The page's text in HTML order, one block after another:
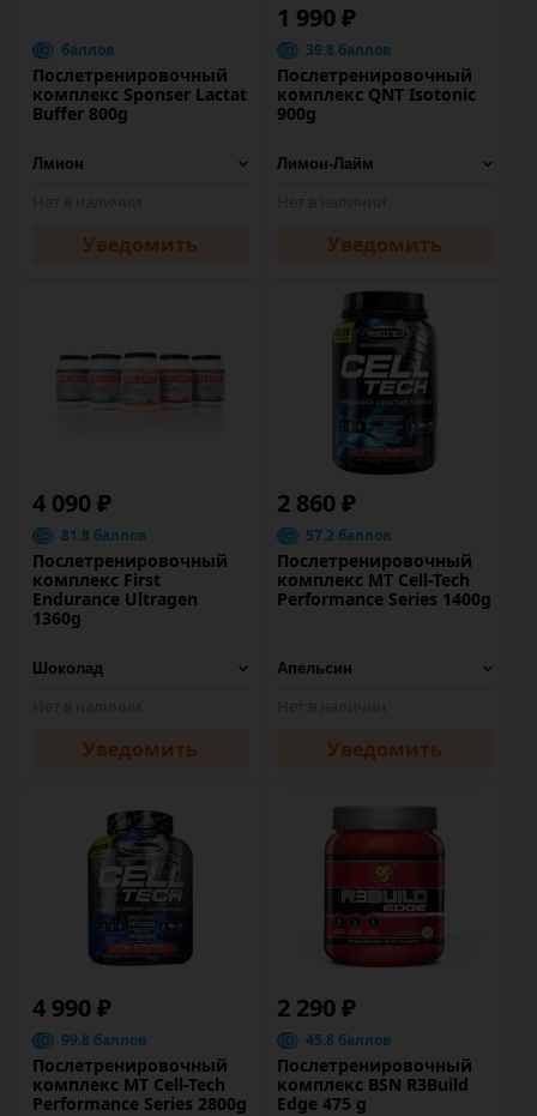
баллов
Послетренировочный
комплекс Sponser Lactat
Buffer 800g
Уведомить
1 990 ₽
39.8 баллов
Послетренировочный
комплекс QNT Isotonic
900g
Уведомить
4 090 ₽
81.8 баллов
Послетренировочный
комплекс First
Endurance Ultragen
1360g
Уведомить
2 860 ₽
57.2 баллов
Послетренировочный
комплекс MT Cell-Tech
Performance Series 1400g
Уведомить
4 990 ₽
99.8 баллов
Послетренировочный
комплекс MT Cell-Tech
Performance Series 2800g
2 290 ₽
45.8 баллов
Послетренировочный
комплекс BSN R3Build
Edge 475 g